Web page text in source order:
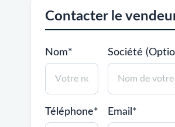
Contacter le
Nom* Société
Téléphone* Email*